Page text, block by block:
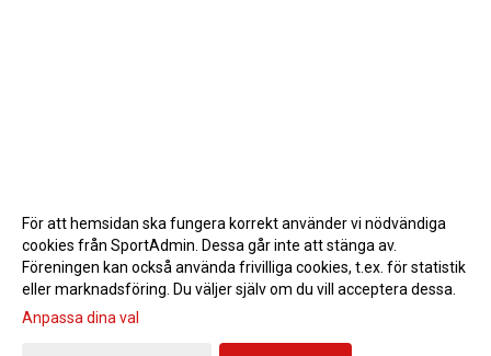
Gå till Webbversion
För att hemsidan ska fungera korrekt använder vi nödvändiga
cookies från SportAdmin. Dessa går inte att stänga av.
Föreningen kan också använda frivilliga cookies, t.ex. för statistik
eller marknadsföring. Du väljer själv om du vill acceptera dessa.
Anpassa dina val